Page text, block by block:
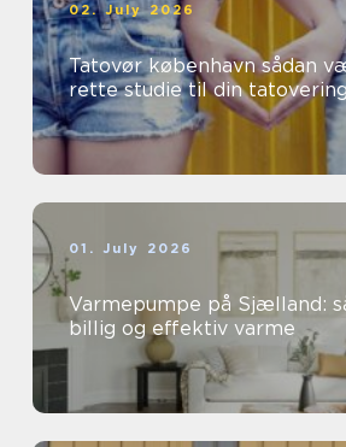
02. July 2026
Tatovør københavn sådan vælger du det
rette studie til din tatovering
01. July 2026
Varmepumpe på Sjælland:
billig og effektiv varme